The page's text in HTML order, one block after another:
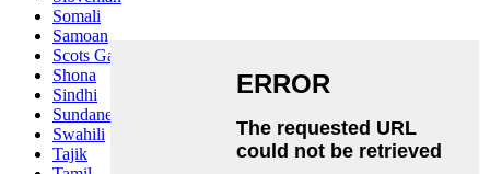
Somali
Samoan
Scots Gaelic
Shona
Sindhi
Sundanese
Swahili
Tajik